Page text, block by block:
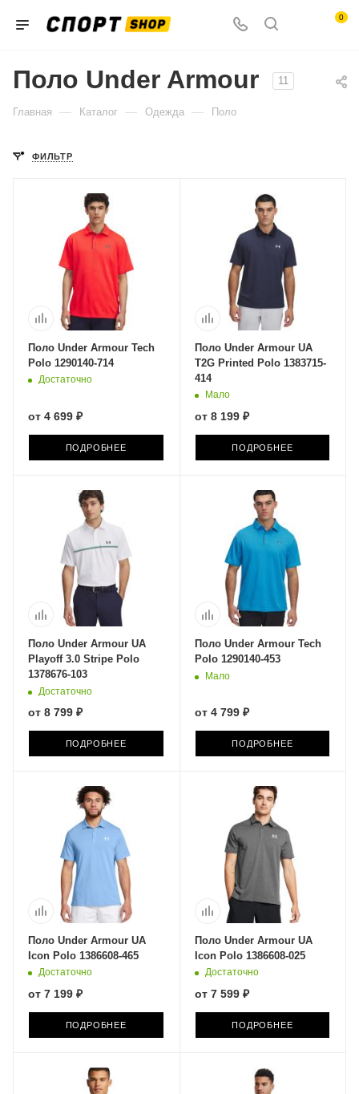
0
Поло Under Armour 11
Главная — Каталог — Одежда — Поло
ФИЛЬТР
Поло Under Armour Tech
Polo 1290140-714
Достаточно
от 4 699 ₽
ПОДРОБНЕЕ
Поло Under Armour UA
T2G Printed Polo 1383715-
414
Мало
от 8 199 ₽
ПОДРОБНЕЕ
Поло Under Armour UA
Playoff 3.0 Stripe Polo
1378676-103
Достаточно
от 8 799 ₽
ПОДРОБНЕЕ
Поло Under Armour Tech
Polo 1290140-453
Мало
от 4 799 ₽
ПОДРОБНЕЕ
Поло Under Armour UA
Icon Polo 1386608-465
Достаточно
от 7 199 ₽
ПОДРОБНЕЕ
Поло Under Armour UA
Icon Polo 1386608-025
Достаточно
от 7 599 ₽
ПОДРОБНЕЕ